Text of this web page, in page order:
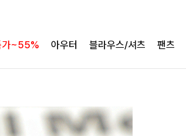
가~55% 아우터 블라우스/셔츠 팬츠